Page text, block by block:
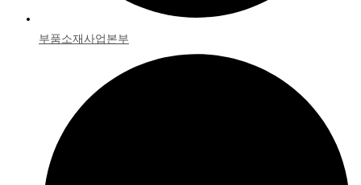
부품소재사업본부